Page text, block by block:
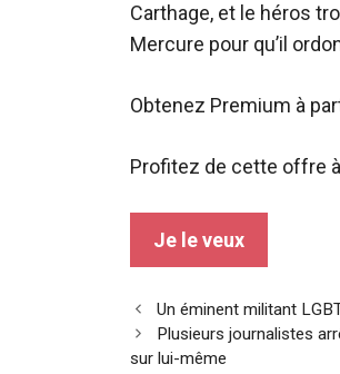
Carthage, et le héros
Mercure pour qu’il
Obtenez Premium à
Profitez de cette offre
Je le veux
Navigation
des
articles
Un éminent militant
Plusieurs journalistes
sur lui-même